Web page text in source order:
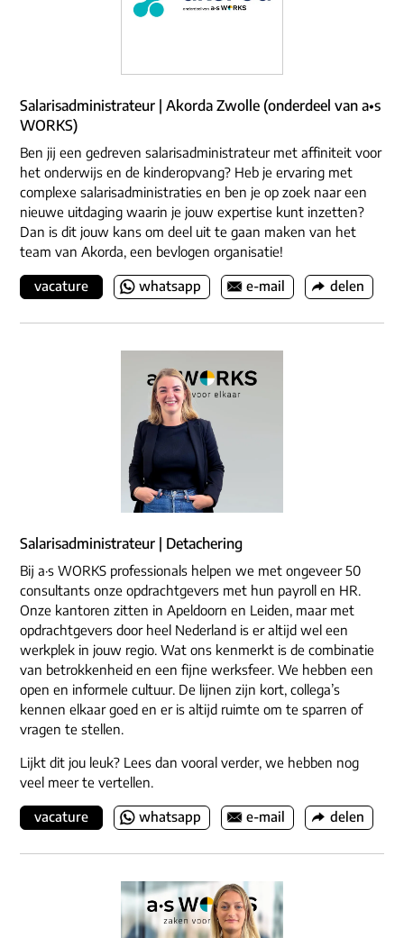
Salarisadministrateur | Akorda Zwolle (onderdeel van a•s
WORKS)
Ben jij een gedreven salarisadministrateur met affiniteit voor
het onderwijs en de kinderopvang? Heb je ervaring met
complexe salarisadministraties en ben je op zoek naar een
nieuwe uitdaging waarin je jouw expertise kunt inzetten?
Dan is dit jouw kans om deel uit te gaan maken van het
team van Akorda, een bevlogen organisatie!
vacature whatsapp e-mail delen
Salarisadministrateur | Detachering
Bij a·s WORKS professionals helpen we met ongeveer 50
consultants onze opdrachtgevers met hun payroll en HR.
Onze kantoren zitten in Apeldoorn en Leiden, maar met
opdrachtgevers door heel Nederland is er altijd wel een
werkplek in jouw regio. Wat ons kenmerkt is de combinatie
van betrokkenheid en een fijne werksfeer. We hebben een
open en informele cultuur. De lijnen zijn kort, collega’s
kennen elkaar goed en er is altijd ruimte om te sparren of
vragen te stellen.
Lijkt dit jou leuk? Lees dan vooral verder, we hebben nog
veel meer te vertellen.
vacature whatsapp e-mail delen